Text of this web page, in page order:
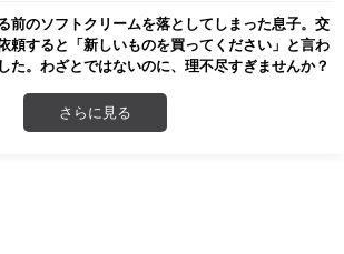
前のソフトクリームを落としてしまった息子。交
頼すると「新しいものを買ってください」と言わ
た。わざとではないのに、理不尽すぎませんか？
さらに見る